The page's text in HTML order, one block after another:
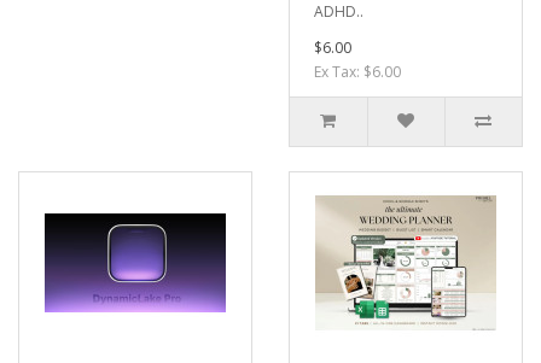
ADHD..
$6.00
Ex Tax: $6.00